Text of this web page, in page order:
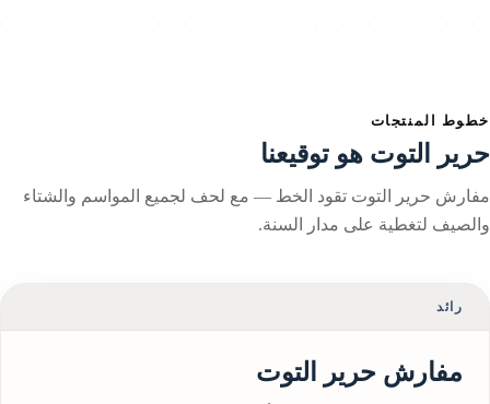
المنتجات
التوت هو توقيعنا
حرير التوت تقود الخط — مع لحف لجميع المواسم والشتاء
لتغطية على مدار السنة.
رائد
مفارش حرير التوت